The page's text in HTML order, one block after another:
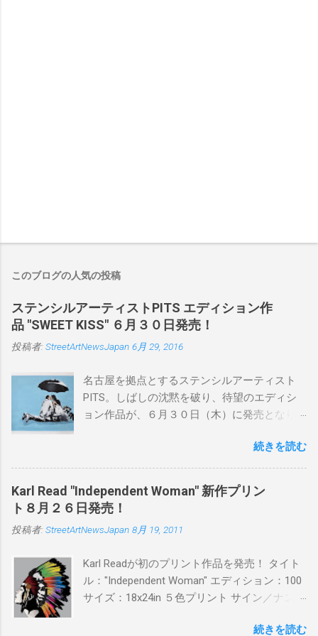
このブログの人気の投稿
ステンシルアーティストPITS エディション作
品 "SWEET KISS" ６月３０日発売！
投稿者: StreetArtNewsJapan 6月 29, 2016
名古屋を拠点とするステンシルアーティスト
PITS。しばしの沈黙を破り、待望のエディシ
ョン作品が、６月３０日（木）に発売となり
品に落とし込むスタイルは今作でも健在。(
PITSの過去記事はこちらから ) 発売日：6月30
日(木)19時 タイトル：SWEET KISS カラー：
BLUE/MINT GREEN/PINK/YELLOW エディショ
ン：各色５ サイズ：800mm × 550mm 価格：
¥16,000(¥17,280) 購入は、 こちら から
続きを読む
Karl Read "Independent Woman" 新作プリン
ト８月２６日発売！
投稿者: StreetArtNewsJapan 8月 19, 2011
Karl Readが初のプリント作品を発売！ タイト
ル："Independent Woman" エディション：100
サイズ：18x24in ５色プリント サイン／ナンバ
ドフィニッシュバージョン（エディション：
続きを読む